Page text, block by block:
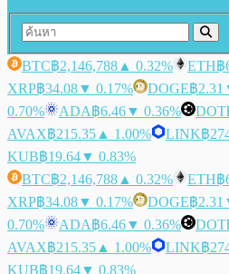
BTC฿2,146,788 ▲ 0.32% ETH฿
XRP฿34.08▼ 0.17% DOGE฿2.31
0.70%
ADA฿6.46▼ 0.36% DOT
AVAX฿215.35 ▲ 1.00% LINK฿
KUB฿19.64▼ 0.83%
BTC฿2,146,788 ▲ 0.32% ETH฿
XRP฿34.08▼ 0.17% DOGE฿2.31
0.70%
ADA฿6.46▼ 0.36% DOT
AVAX฿215.35 ▲ 1.00% LINK฿
KUB฿19.64▼ 0.83%